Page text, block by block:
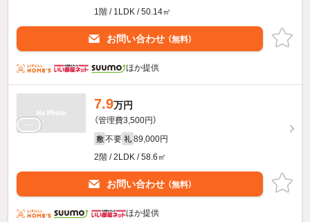
1階 / 1LDK / 50.14㎡
お問い合わせ （無料）
ほか提供
7.9万円
（管理費3,500円）
敷 不要 礼 89,000円
2階 / 2LDK / 58.6㎡
お問い合わせ （無料）
ほか提供